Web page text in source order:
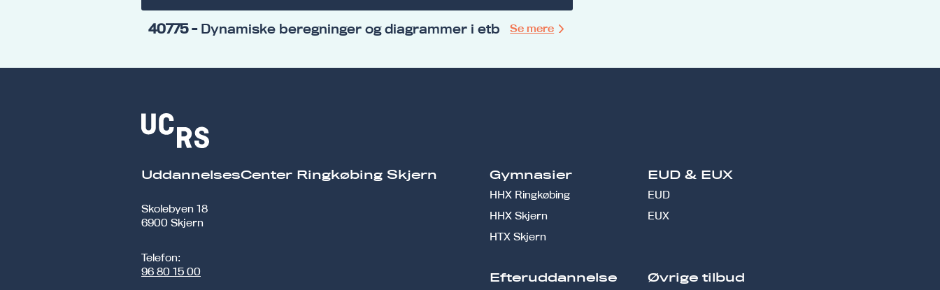
40775- Dynamiske beregninger og diagrammer i etb Se mere
UddannelsesCenter Ringkøbing Skjern
Skolebyen 18
6900 Skjern
Telefon:
96 80 15 00
Gymnasier
HHX Ringkøbing
HHX Skjern
HTX Skjern
EUD & EUX
EUD
EUX
Efteruddannelse
Øvrige tilbud